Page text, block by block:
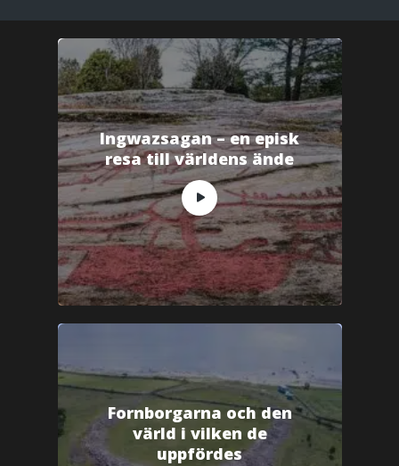
Ingwazsagan – en episk
resa till världens ände
Fornborgarna och den
värld i vilken de
uppfördes